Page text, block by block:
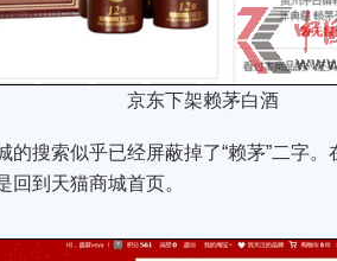
京东下架赖茅白酒
索似乎已经屏蔽掉了“赖茅”二字。
回到天猫商城首页。